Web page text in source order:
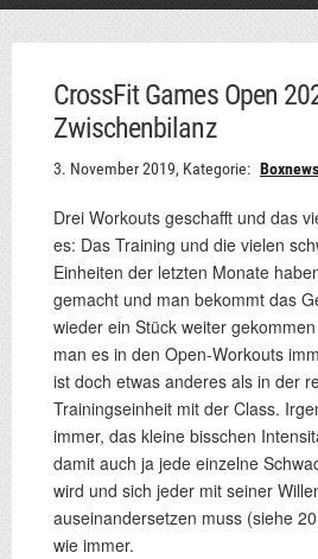
CrossFit Games Open
Zwischenbilanz
3. November 2019, Kategorie: Boxnews
Drei Workouts geschafft und das
es: Das Training und die vielen
Einheiten der letzten Monate
gemacht und man bekommt das
wieder ein Stück weiter
man es in den Open-Workouts
ist doch etwas anderes als in der
Trainingseinheit mit der Class.
immer, das kleine bisschen
damit auch ja jede einzelne
wird und sich jeder mit seiner
auseinandersetzen muss (siehe
wie immer.